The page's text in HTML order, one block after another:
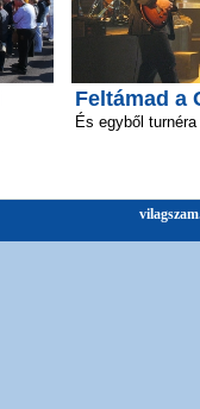
Feltámad a
És egyből